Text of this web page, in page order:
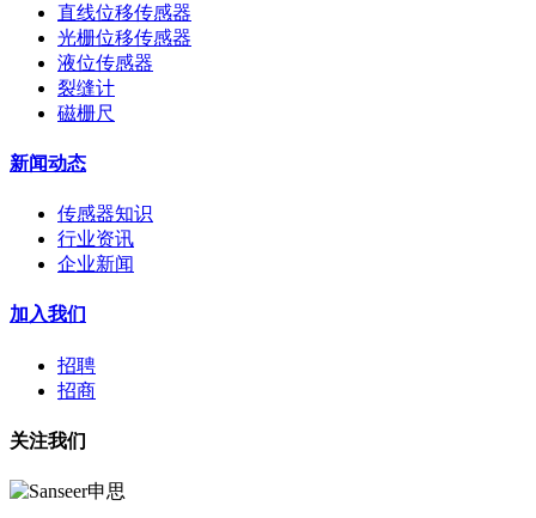
直线位移传感器
光栅位移传感器
液位传感器
裂缝计
磁栅尺
新闻动态
传感器知识
行业资讯
企业新闻
加入我们
招聘
招商
关注我们